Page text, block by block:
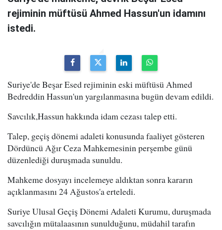
rejiminin müftüsü Ahmed Hassun'un idamını
istedi.
Suriye'de Beşar Esed rejiminin eski müftüsü Ahmed
Bedreddin Hassun'un yargılanmasına bugün devam edildi.
Savcılık,Hassun hakkında idam cezası talep etti.
Talep, geçiş dönemi adaleti konusunda faaliyet gösteren
Dördüncü Ağır Ceza Mahkemesinin perşembe günü
düzenlediği duruşmada sunuldu.
Mahkeme dosyayı incelemeye aldıktan sonra kararın
açıklanmasını 24 Ağustos'a erteledi.
Suriye Ulusal Geçiş Dönemi Adaleti Kurumu, duruşmada
savcılığın mütalaasının sunulduğunu, müdahil tarafın